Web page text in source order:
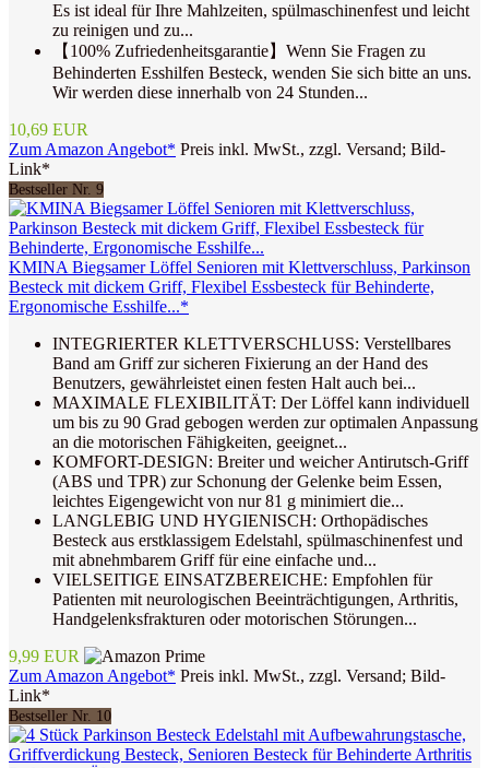
Es ist ideal für Ihre Mahlzeiten, spülmaschinenfest und leicht
zu reinigen und zu...
【100% Zufriedenheitsgarantie】Wenn Sie Fragen zu
Behinderten Esshilfen Besteck, wenden Sie sich bitte an uns.
Wir werden diese innerhalb von 24 Stunden...
10,69 EUR
Zum Amazon Angebot* Preis inkl. MwSt., zzgl. Versand; Bild-
Link*
Bestseller Nr. 9
KMINA Biegsamer Löffel Senioren mit Klettverschluss, Parkinson
Besteck mit dickem Griff, Flexibel Essbesteck für Behinderte,
Ergonomische Esshilfe...*
INTEGRIERTER KLETTVERSCHLUSS: Verstellbares
Band am Griff zur sicheren Fixierung an der Hand des
Benutzers, gewährleistet einen festen Halt auch bei...
MAXIMALE FLEXIBILITÄT: Der Löffel kann individuell
um bis zu 90 Grad gebogen werden zur optimalen Anpassung
an die motorischen Fähigkeiten, geeignet...
KOMFORT-DESIGN: Breiter und weicher Antirutsch-Griff
(ABS und TPR) zur Schonung der Gelenke beim Essen,
leichtes Eigengewicht von nur 81 g minimiert die...
LANGLEBIG UND HYGIENISCH: Orthopädisches
Besteck aus erstklassigem Edelstahl, spülmaschinenfest und
mit abnehmbarem Griff für eine einfache und...
VIELSEITIGE EINSATZBEREICHE: Empfohlen für
Patienten mit neurologischen Beeinträchtigungen, Arthritis,
Handgelenksfrakturen oder motorischen Störungen...
9,99 EUR
Zum Amazon Angebot* Preis inkl. MwSt., zzgl. Versand; Bild-
Link*
Bestseller Nr. 10